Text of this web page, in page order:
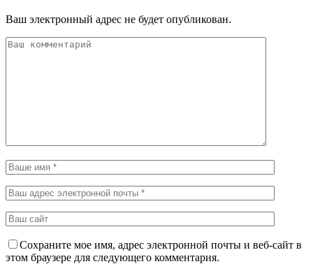
Ваш электронный адрес не будет опубликован.
Сохраните мое имя, адрес электронной почты и веб-сайт в
этом браузере для следующего комментария.